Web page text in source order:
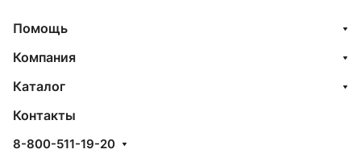
Помощь
Компания
Каталог
Контакты
8-800-511-19-20